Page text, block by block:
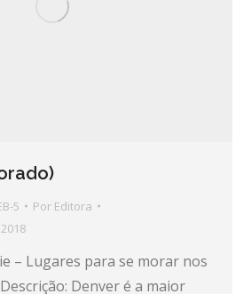
5 Por Editora
– Lugares para se morar nos
Denver é a maior